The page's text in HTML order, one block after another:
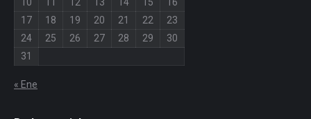
10
11 12 13 14 15
16
17
18 19 20 21 22
23
24
25 26 27 28 29
30
31
« Ene